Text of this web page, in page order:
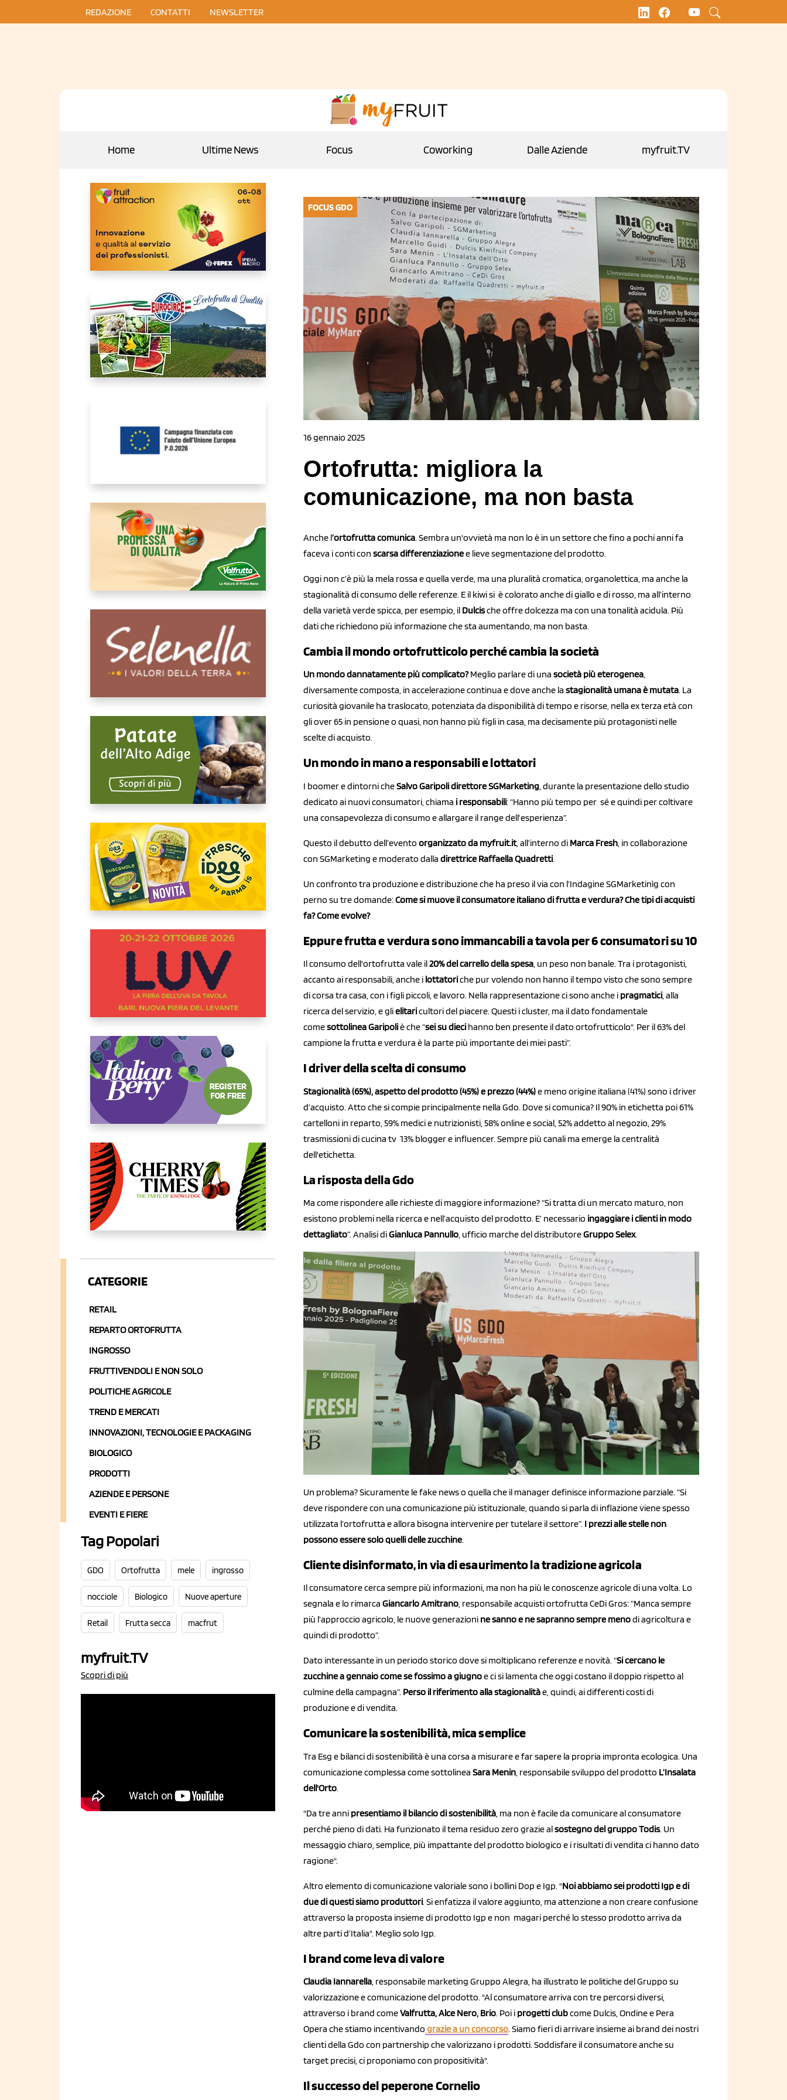
REDAZIONE CONTATTI NEWSLETTER
Home Ultime News Focus Coworking Dalle Aziende myfruit.TV
CATEGORIE
RETAIL
REPARTO ORTOFRUTTA
INGROSSO
FRUTTIVENDOLI E NON SOLO
POLITICHE AGRICOLE
TREND E MERCATI
INNOVAZIONI, TECNOLOGIE E PACKAGING
BIOLOGICO
PRODOTTI
AZIENDE E PERSONE
EVENTI E FIERE
Tag Popolari
GDO Ortofrutta mele ingrosso
nocciole Biologico Nuove aperture
Retail Frutta secca macfrut
myfruit.TV
Scopri di più
FOCUS GDO
16 gennaio 2025
Ortofrutta: migliora la
comunicazione, ma non basta
Anche l’ortofrutta comunica. Sembra un'ovvietà ma non lo è in un settore che fino a pochi anni fa
faceva i conti con scarsa differenziazionee lieve segmentazione del prodotto.
Oggi non c’è più la mela rossa e quella verde, ma una pluralità cromatica, organolettica, ma anche la
stagionalità di consumo delle referenze. E il kiwi si è colorato anche di giallo e di rosso, ma all’interno
della varietà verde spicca, per esempio, il Dulcische offre dolcezza ma con una tonalità acidula. Più
dati che richiedono più informazione che sta aumentando, ma non basta.
Cambia il mondo ortofrutticolo perché cambia la società
Un mondo dannatamente più complicato?Meglio parlare di una società più eterogenea,
diversamente composta, in accelerazione continua e dove anche la stagionalità umana è mutata. La
curiosità giovanile ha traslocato, potenziata da disponibilità di tempo e risorse, nella ex terza età con
gli over 65 in pensione o quasi, non hanno più figli in casa, ma decisamente più protagonisti nelle
scelte di acquisto.
Un mondo in mano a responsabili e lottatori
I boomer e dintorni cheSalvo Garipoli direttore SGMarketing , durante la presentazione dello studio
dedicato ai nuovi consumatori, chiama i responsabili: “Hanno più tempo per sé e quindi per coltivare
una consapevolezza di consumo e allargare il range dell’esperienza”.
Questo il debutto dell’evento organizzato da myfruit.it, all’interno di Marca Fresh , in collaborazione
con SGMarketing e moderato dalla direttrice Raffaella Quadretti.
Un confronto tra produzione e distribuzione che ha preso il via con l’Indagine SGMarketinìg con
perno su tre domande:Come si muove il consumatore italiano di frutta e verdura? Che tipi di acquisti
fa? Come evolve?
Eppure frutta e verdura sono immancabili a tavola per 6 consumatori su 10
Il consumo dell'ortofrutta vale il20% del carrello della spesa, un peso non banale. Tra i protagonisti,
accanto ai responsabili, anche i lottatoriche pur volendo non hanno il tempo visto che sono sempre
di corsa tra casa, con i figli piccoli, e lavoro. Nella rappresentazione ci sono anche i pragmatici, alla
ricerca del servizio, e glielitaricultori del piacere. Questi i cluster, ma il dato fondamentale
comesottolinea Garipoliè che “sei su dieci hanno ben presente il dato ortofrutticolo". Per il 63% del
campione la frutta e verdura è la parte più importante dei miei pasti”.
I driver della scelta di consumo
Stagionalità (65%), aspetto del prodotto (45%) e prezzo (44%)e meno origine italiana (41%) sono i driver
d’acquisto. Atto che si compie principalmente nella Gdo. Dove si comunica? Il 90% in etichetta poi 61%
cartelloni in reparto, 59% medici e nutrizionisti, 58% online e social, 52% addetto al negozio, 29%
trasmissioni di cucina tv 13% blogger e influencer. Sempre più canali ma emerge la centralità
dell'etichetta.
La risposta della Gdo
Ma come rispondere alle richieste di maggiore informazione? “Si tratta di un mercato maturo, non
esistono problemi nella ricerca e nell’acquisto del prodotto. E’ necessario ingaggiare i clienti in modo
dettagliato”. Analisi diGianluca Pannullo, ufficio marche del distributoreGruppo Selex.
Un problema? Sicuramente le fake news o quella che il manager definisce informazione parziale. “Si
deve rispondere con una comunicazione più istituzionale, quando si parla di inflazione viene spesso
utilizzata l’ortofrutta e allora bisogna intervenire per tutelare il settore”. I prezzi alle stelle non
possono essere solo quelli delle zucchine.
Cliente disinformato, in via di esaurimento la tradizione agricola
Il consumatore cerca sempre più informazioni, ma non ha più le conoscenze agricole di una volta. Lo
segnala e lo rimarca Giancarlo Amitrano, responsabile acquisti ortofrutta CeDi Gros: “Manca sempre
più l’approccio agricolo, le nuove generazioni ne sanno e ne sapranno sempre menodi agricoltura e
quindi di prodotto”.
Dato interessante in un periodo storico dove si moltiplicano referenze e novità. “Si cercano le
zucchine a gennaio come se fossimo a giugnoe ci si lamenta che oggi costano il doppio rispetto al
culmine della campagna”. Perso il riferimento alla stagionalitàe, quindi, ai differenti costi di
produzione e di vendita.
Comunicare la sostenibilità, mica semplice
Tra Esg e bilanci di sostenibilità è una corsa a misurare e far sapere la propria impronta ecologica. Una
comunicazione complessa come sottolinea Sara Menin, responsabile sviluppo del prodotto L’Insalata
dell'Orto.
"Da tre anni presentiamo il bilancio di sostenibilità, ma non è facile da comunicare al consumatore
perché pieno di dati. Ha funzionato il tema residuo zero grazie alsostegno del gruppo Todis. Un
messaggio chiaro, semplice, più impattante del prodotto biologico e i risultati di vendita ci hanno dato
ragione".
Altro elemento di comunicazione valoriale sono i bollini Dop e Igp. "Noi abbiamo sei prodotti Igp e di
due di questi siamo produttori. Si enfatizza il valore aggiunto, ma attenzione a non creare confusione
attraverso la proposta insieme di prodotto Igp e non magari perché lo stesso prodotto arriva da
altre parti d’Italia". Meglio solo Igp.
I brand come leva di valore
Claudia Iannarella, responsabile marketing Gruppo Alegra, ha illustrato le politiche del Gruppo su
valorizzazione e comunicazione del prodotto. "Al consumatore arriva con tre percorsi diversi,
attraverso i brand comeValfrutta, Alce Nero, Brio. Poi i progetti clubcome Dulcis, Ondine e Pera
Opera che stiamo incentivando grazie a un concorso. Siamo fieri di arrivare insieme ai brand dei nostri
clienti della Gdo con partnership che valorizzano i prodotti. Soddisfare il consumatore anche su
target precisi, ci proponiamo con propositività".
Il successo del peperone Cornelio